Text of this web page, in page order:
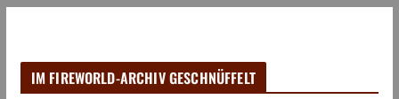
IM FIREWORLD-ARCHIV GESCHNÜFFELT